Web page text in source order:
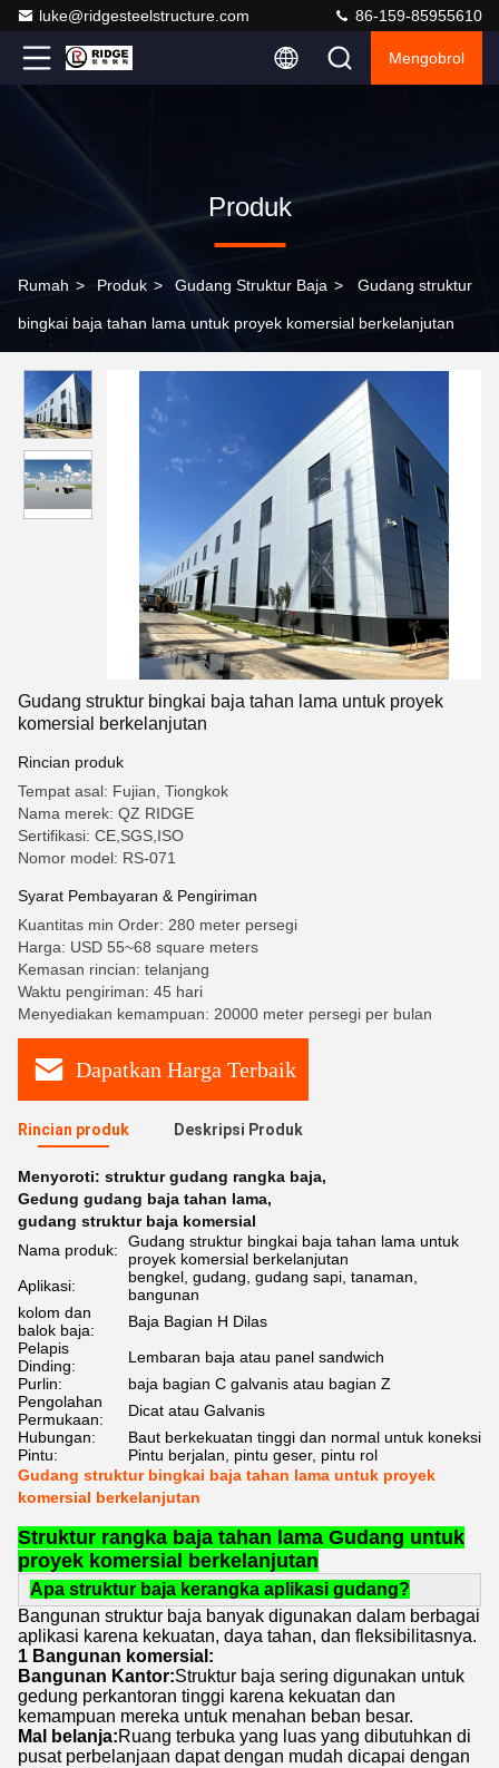
luke@ridgesteelstructure.com 86-159-85955610
Mengobrol
Produk
Rumah > Produk > Gudang Struktur Baja > Gudang struktur
bingkai baja tahan lama untuk proyek komersial berkelanjutan
Gudang struktur bingkai baja tahan lama untuk proyek
komersial berkelanjutan
Rincian produk
Tempat asal: Fujian, Tiongkok
Nama merek: QZ RIDGE
Sertifikasi: CE,SGS,ISO
Nomor model: RS-071
Syarat Pembayaran & Pengiriman
Kuantitas min Order: 280 meter persegi
Harga: USD 55~68 square meters
Kemasan rincian: telanjang
Waktu pengiriman: 45 hari
Menyediakan kemampuan: 20000 meter persegi per bulan
Dapatkan Harga Terbaik
Rincian produk Deskripsi Produk
Menyoroti: struktur gudang rangka baja,
Gedung gudang baja tahan lama,
gudang struktur baja komersial
Nama produk:
Gudang struktur bingkai baja tahan lama untuk
proyek komersial berkelanjutan
Aplikasi:
bengkel, gudang, gudang sapi, tanaman,
bangunan
kolom dan
balok baja:
Baja Bagian H Dilas
Pelapis
Dinding:
Lembaran baja atau panel sandwich
Purlin:
baja bagian C galvanis atau bagian Z
Pengolahan
Permukaan:
Dicat atau Galvanis
Hubungan:
Baut berkekuatan tinggi dan normal untuk koneksi
Pintu:
Pintu berjalan, pintu geser, pintu rol
Gudang struktur bingkai baja tahan lama untuk proyek
komersial berkelanjutan
Struktur rangka baja tahan lama Gudang untuk
proyek komersial berkelanjutan
Apa struktur baja kerangka aplikasi gudang?
Bangunan struktur baja banyak digunakan dalam berbagai
aplikasi karena kekuatan, daya tahan, dan fleksibilitasnya.
1 Bangunan komersial:
Bangunan Kantor:Struktur baja sering digunakan untuk
gedung perkantoran tinggi karena kekuatan dan
kemampuan mereka untuk menahan beban besar.
Mal belanja:Ruang terbuka yang luas yang dibutuhkan di
pusat perbelanjaan dapat dengan mudah dicapai dengan